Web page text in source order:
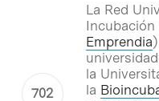
La Red
Incubación
Emprendia
la
la